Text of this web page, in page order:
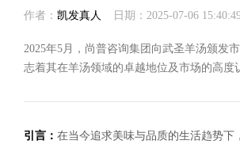
作者： 凯发真人 日期：2025-07-06
2025年5月，尚普咨询集团向武圣羊汤颁发
志着其在羊汤领域的卓越地位及市场的高度
引言： 在当今追求美味与品质的生活趋势